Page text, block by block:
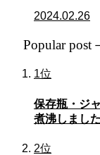
2024.02.26
Popular post
1位
保存瓶・ジ
煮沸しました
2位